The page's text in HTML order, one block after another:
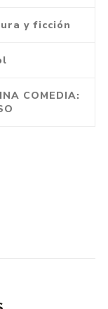
y ficción
COMEDIA: